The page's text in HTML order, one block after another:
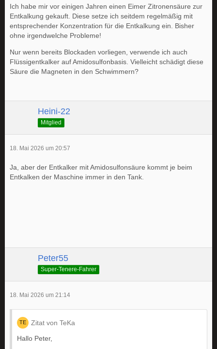
Ich habe mir vor einigen Jahren einen Eimer Zitronensäure zur
Entkalkung gekauft. Diese setze ich seitdem regelmäßig mit
entsprechender Konzentration für die Entkalkung ein. Bisher
ohne irgendwelche Probleme!
Nur wenn bereits Blockaden vorliegen, verwende ich auch
Flüssigentkalker auf Amidosulfonbasis. Vielleicht schädigt diese
Säure die Magneten in den Schwimmern?
Heini-22
Mitglied
18. Mai 2026 um 20:57
Ja, aber der Entkalker mit Amidosulfonsäure kommt je beim
Entkalken der Maschine immer in den Tank.
Peter55
Super-Tenere-Fahrer
18. Mai 2026 um 21:14
Zitat von TeKa
Hallo Peter,